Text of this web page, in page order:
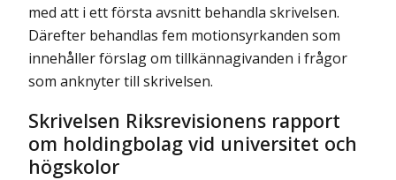
med att i ett första avsnitt behandla skrivelsen.
Därefter behandlas fem motionsyrkanden som
innehåller förslag om tillkännagivanden i frågor
som anknyter till skrivelsen.
Skrivelsen Riksrevisionens rapport
om holdingbolag vid universitet och
högskolor